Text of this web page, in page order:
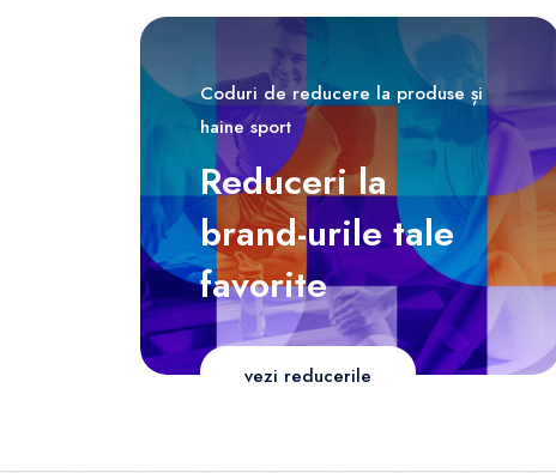
Coduri de reducere la produse și
haine sport
Reduceri la
brand-urile tale
favorite
vezi reducerile